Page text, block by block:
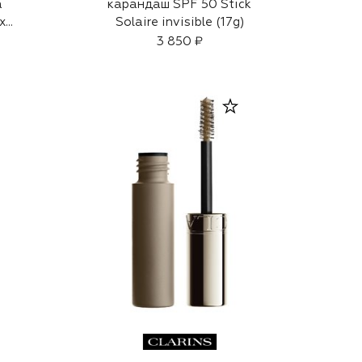
карандаш SPF 50 Stick
Solaire invisible (17g)
3 850 ₽